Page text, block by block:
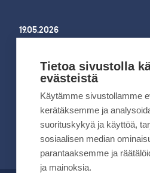
19.05.2026
kesällä 2026
Lue lisää
Tietoa sivustolla
evästeistä
Käytämme sivustollamme
kerätäksemme ja
suorituskykyä ja käyttöä,
sosiaalisen median
parantaaksemme ja
ja mainoksia.